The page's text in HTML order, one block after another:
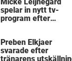
spelar in nytt tv-
program efter
Preben Elkjaer
svarade efter
tränarens